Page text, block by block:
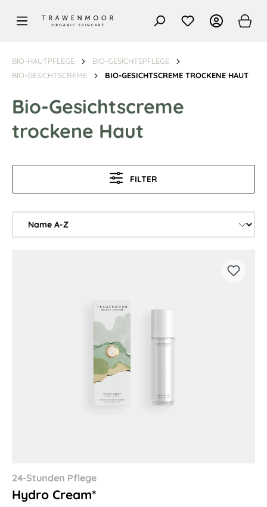
springen
BIO-HAUTPFLEGE
BIO-GESICHTSPFLEGE
BIO-GESICHTSCREME
BIO-GESICHTSCREME TROCKENE HAUT
Bio-Gesichtscreme
trockene Haut
FILTER
24-Stunden Pflege
Hydro Cream*